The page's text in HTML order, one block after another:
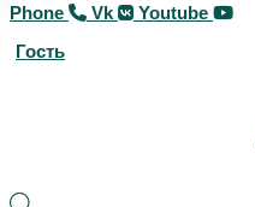
Phone Vk
Youtube
Гость